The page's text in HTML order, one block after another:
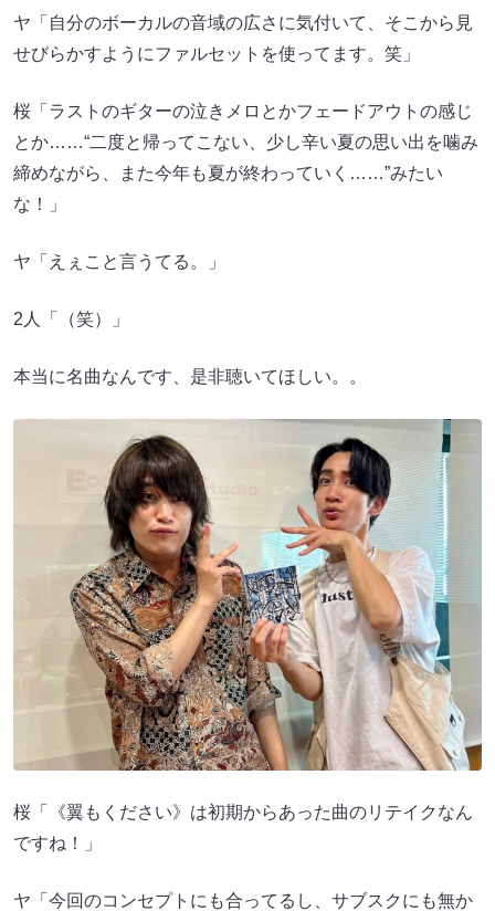
ヤ「自分のボーカルの音域の広さに気付いて、そこから見
せびらかすようにファルセットを使ってます。笑」
桜「ラストのギターの泣きメロとかフェードアウトの感じ
とか……“二度と帰ってこない、少し辛い夏の思い出を噛み
締めながら、また今年も夏が終わっていく……”みたい
な！」
ヤ「えぇこと言うてる。」
2人「（笑）」
本当に名曲なんです、是非聴いてほしい。。
桜「《翼もください》は初期からあった曲のリテイクなん
ですね！」
ヤ「今回のコンセプトにも合ってるし、サブスクにも無か